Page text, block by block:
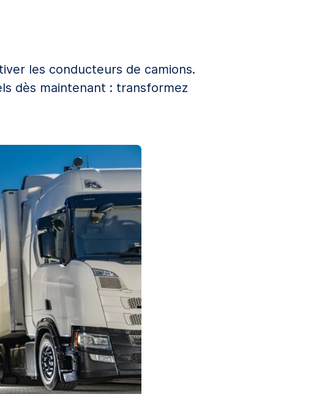
les conducteurs de camions.
dès maintenant : transformez